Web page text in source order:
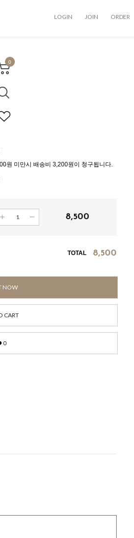
0
LOGIN JOIN ORDER
원 미만시 배송비 3,200원이 청구됩니다.
8,500
TOTAL 8,500
NOW
CART
0